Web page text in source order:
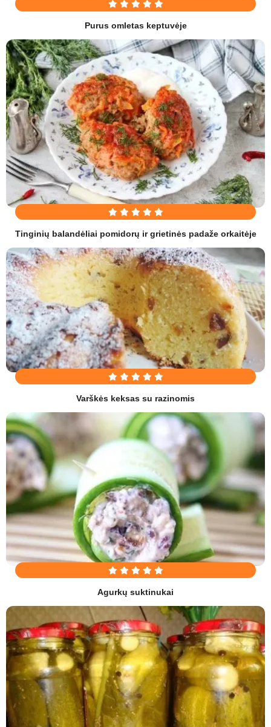
Purus omletas keptuvėje
Tinginių balandėliai pomidorų ir grietinės padaže orkaitėje
Varškės keksas su razinomis
Agurkų suktinukai